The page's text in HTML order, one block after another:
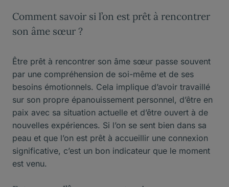
Comment savoir si l’on est prêt à rencontrer
son âme sœur ?
Être prêt à rencontrer son âme sœur passe souvent
par une compréhension de soi-même et de ses
besoins émotionnels. Cela implique d’avoir travaillé
sur son propre épanouissement personnel, d’être en
paix avec sa situation actuelle et d’être ouvert à de
nouvelles expériences. Si l’on se sent bien dans sa
peau et que l’on est prêt à accueillir une connexion
significative, c’est un bon indicateur que le moment
est venu.